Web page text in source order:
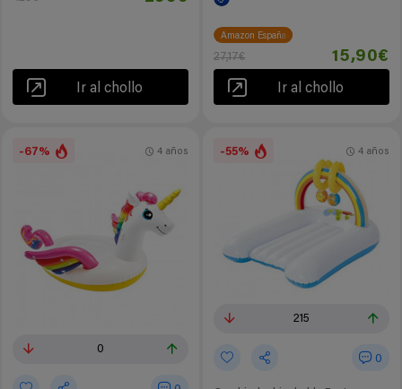
Ir al chollo
Amazon España
27,17€ 15,90€
Ir al chollo
-67%
0
4 años -55%
215
0
4 años